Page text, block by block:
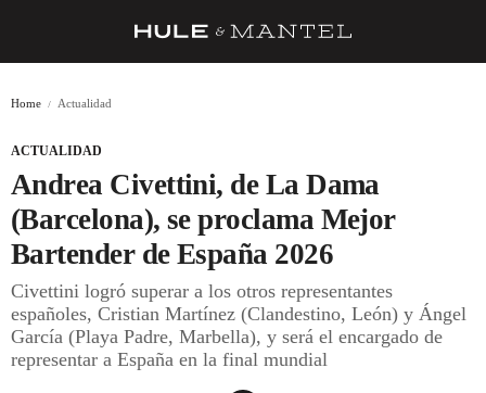
BARRAS Y ESTRELLAS
DÓNDE COMER
ÍDOLOS DE MESAS
CUADERNO DE VIAJE
Home Actualidad
ACTUALIDAD
Andrea Civettini, de La Dama
(Barcelona), se proclama Mejor
Bartender de España 2026
Civettini logró superar a los otros representantes
españoles, Cristian Martínez (Clandestino, León) y Ángel
García (Playa Padre, Marbella), y será el encargado de
representar a España en la final mundial